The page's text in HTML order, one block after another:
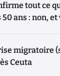
tout ce
ans : non,
migratoire
Ceuta